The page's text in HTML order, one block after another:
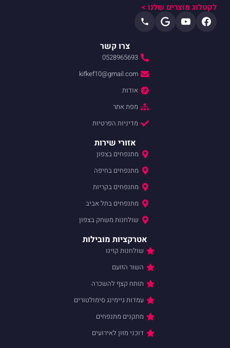
לקטלוג מוצרים שלנו >
צרו קשר
0528965693
kifkef10@gmail.com
אודות
מפת אתר
מדיניות הפרטיות
אזורי שירות
מתנפחים בצפון
מתנפחים בחיפה
מתנפחים בקריות
מתנפחים בתל אביב
שולחנות משחק בצפון
אטרקציות מובילות
שולחנות קזינו
השור הזועם
תותח קצף להשכרה
עמדות גיימינג סימולטורים
מתקנים מתנפחים
דוכני מזון לאירועים